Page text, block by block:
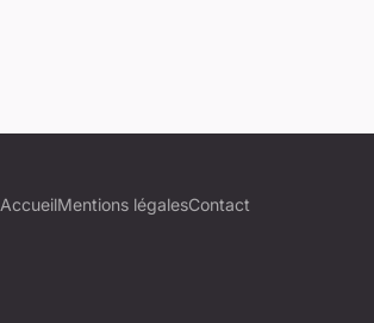
AccueilMentions légalesContact